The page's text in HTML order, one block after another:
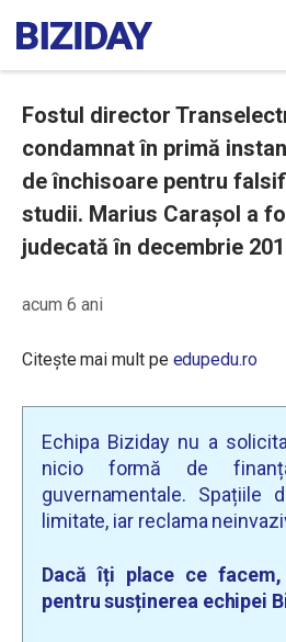
Fostul director
condamnat în primă
de închisoare pentru
studii. Marius Carașol a
judecată în decembrie
acum 6 ani
Citește mai mult pe edupedu.ro
Echipa Biziday nu a
nicio formă de
guvernamentale. Spațiile
limitate, iar reclama
Dacă îți place ce
pentru susținerea echipei